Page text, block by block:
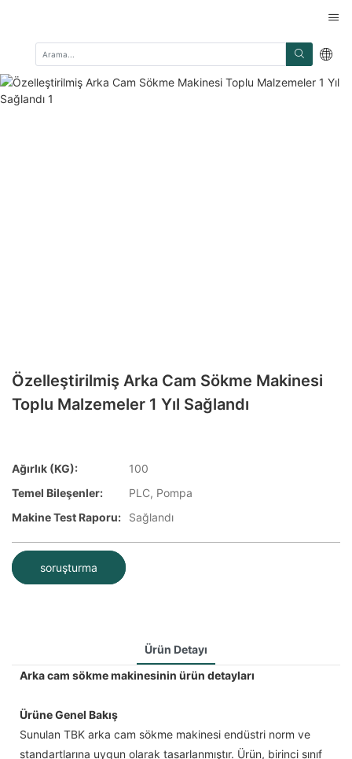
Özelleştirilmiş Arka Cam Sökme Makinesi
Toplu Malzemeler 1 Yıl Sağlandı
Ağırlık (KG):
100
Temel Bileşenler:
PLC, Pompa
Makine Test Raporu:
Sağlandı
soruşturma
Ürün Detayı
Arka cam sökme makinesinin ürün detayları
Ürüne Genel Bakış
Sunulan TBK arka cam sökme makinesi endüstri norm ve
standartlarına uygun olarak tasarlanmıştır. Ürün, birinci sınıf